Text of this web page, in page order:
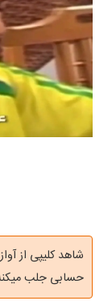
شاهد کلیپی از
حسابی جلب